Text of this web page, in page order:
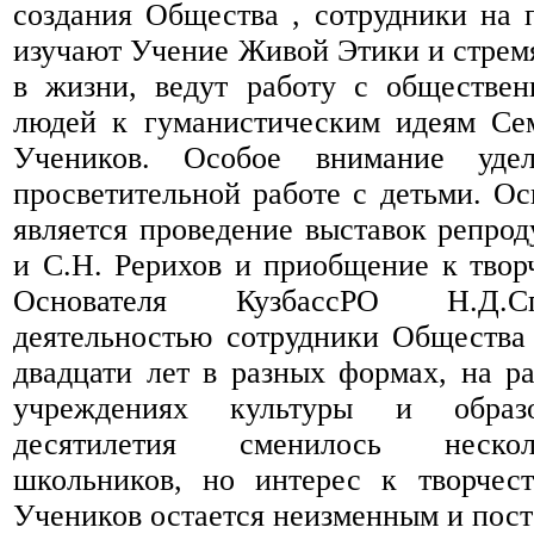
создания Общества , сотрудники на
изучают Учение Живой Этики и
в жизни, ведут работу с
людей к гуманистическим идеям
Учеников. Особое внимание
просветительной работе с детьми.
является проведение выставок
и С.Н. Рерихов и приобщение к
Основателя КузбассРО
деятельностью сотрудники
двадцати лет в разных формах, на
учреждениях культуры и
десятилетия сменилось
школьников, но интерес к
Учеников остается неизменным и